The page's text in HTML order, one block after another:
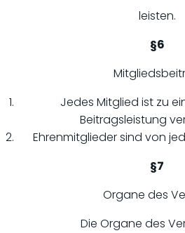
leisten.
§6
Jedes Mitglied ist zu
Beitragsleistung
Ehrenmitglieder sind von
§7
Organe des
Die Organe des